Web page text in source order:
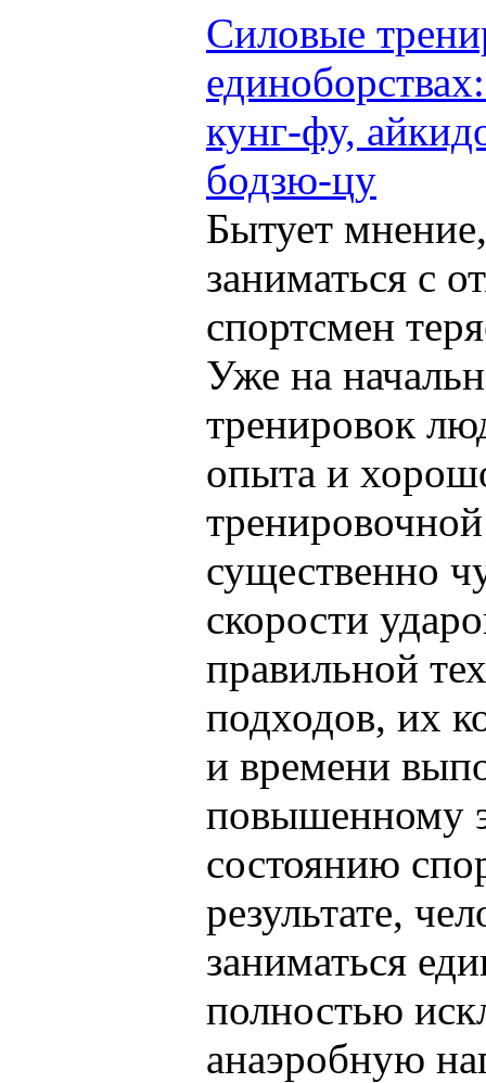
Силовые
кунг-фу,
бодзю-цу
Бытует
заниматься с
спортсмен
Уже на
тренировок
опыта и
существенно
скорости
правильной
подходов, их
и времени
повышенному
состоянию
результате,
заниматься
полностью
анаэробную